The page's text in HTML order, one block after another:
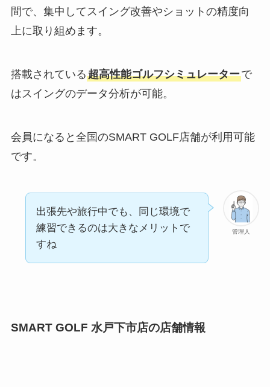
間で、集中してスイング改善やショットの精度向
上に取り組めます。
搭載されている超高性能ゴルフシミュレーターで
はスイングのデータ分析が可能。
会員になると全国のSMART GOLF店舗が利用可能
です。
管理人
出張先や旅行中でも、同じ環境で
練習できるのは大きなメリットで
すね
SMART GOLF 水戸下市店の店舗情報